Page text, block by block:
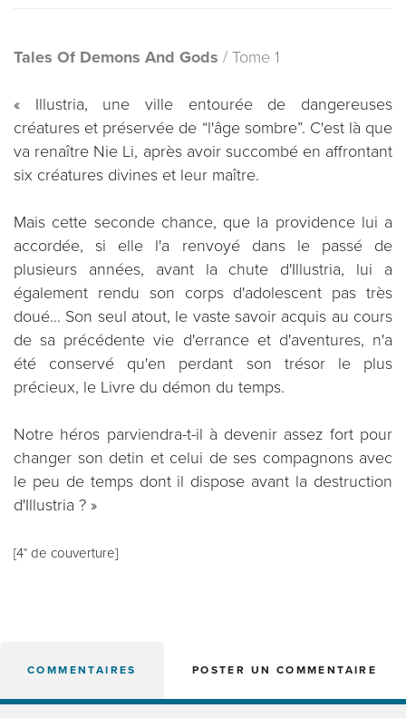
Tales Of Demons And Gods / Tome 1
« Illustria, une ville entourée de dangereuses
créatures et préservée de “l'âge sombre”. C'est là que
va renaître Nie Li, après avoir succombé en affrontant
six créatures divines et leur maître.
Mais cette seconde chance, que la providence lui a
accordée, si elle l'a renvoyé dans le passé de
plusieurs années, avant la chute d'Illustria, lui a
également rendu son corps d'adolescent pas très
doué… Son seul atout, le vaste savoir acquis au cours
de sa précédente vie d'errance et d'aventures, n'a
été conservé qu'en perdant son trésor le plus
précieux, le Livre du démon du temps.
Notre héros parviendra-t-il à devenir assez fort pour
changer son detin et celui de ses compagnons avec
le peu de temps dont il dispose avant la destruction
d'Illustria ? »
[4° de couverture]
COMMENTAIRES POSTER UN COMMENTAIRE